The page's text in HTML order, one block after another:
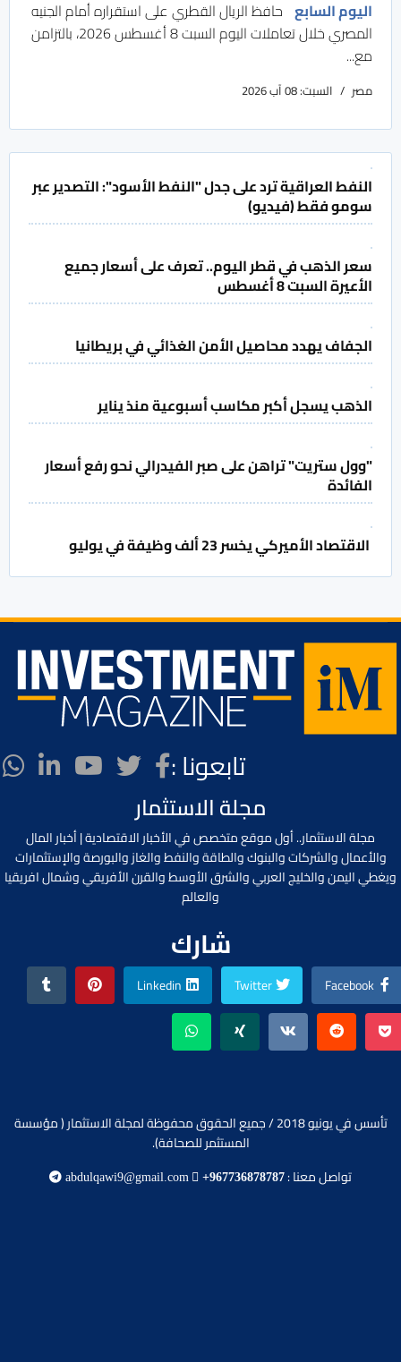
اليوم السابع حافظ الريال القطري على استقراره أمام الجنيه
المصري خلال تعاملات اليوم السبت 8 أغسطس 2026، بالتزامن
مع...
مصر السبت: 08 آب 2026
النفط العراقية ترد على جدل "النفط الأسود": التصدير عبر
سومو فقط (فيديو)
سعر الذهب في قطر اليوم.. تعرف على أسعار جميع
الأعيرة السبت 8 أغسطس
الجفاف يهدد محاصيل الأمن الغذائي في بريطانيا
الذهب يسجل أكبر مكاسب أسبوعية منذ يناير
"وول ستريت" تراهن على صبر الفيدرالي نحو رفع أسعار
الفائدة
الاقتصاد الأميركي يخسر 23 ألف وظيفة في يوليو
تابعونا :
مجلة الاستثمار
مجلة الاستثمار.. أول موقع متخصص في الأخبار الاقتصادية | أخبار المال
والأعمال والشركات والبنوك والطاقة والنفط والغاز والبورصة والإستثمارات
ويغطي اليمن والخليج العربي والشرق الأوسط والقرن الأفريقي وشمال افريقيا
والعالم
شارك
Facebook
Twitter
Linkedin
تأسس في يونيو 2018 / جميع الحقوق محفوظة لمجلة الاستثمار ( مؤسسة
المستثمر للصحافة).
تواصل معنا : +967736878787
abdulqawi9@gmail.com